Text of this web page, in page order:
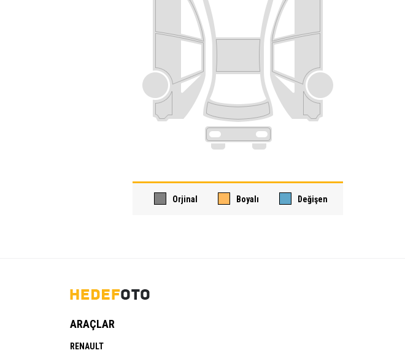
Orjinal Boyalı Değişen
ARAÇLAR
RENAULT